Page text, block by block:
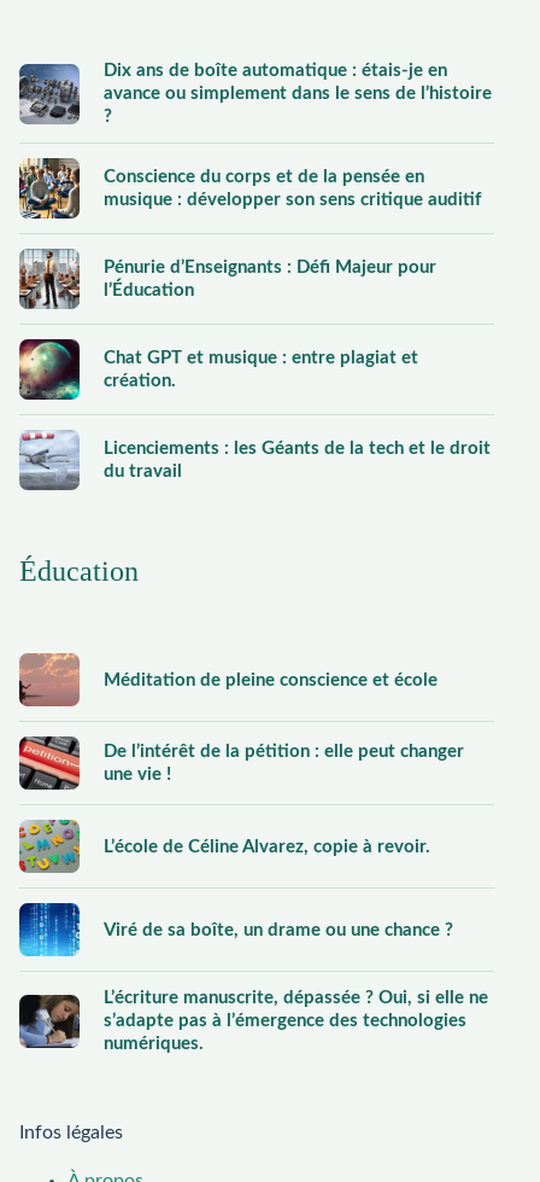
Dix ans de boîte automatique : étais-je en
avance ou simplement dans le sens de l’histoire
?
Conscience du corps et de la pensée en
musique : développer son sens critique auditif
Pénurie d’Enseignants : Défi Majeur pour
l’Éducation
Chat GPT et musique : entre plagiat et
création.
Licenciements : les Géants de la tech et le droit
du travail
Éducation
Méditation de pleine conscience et école
De l’intérêt de la pétition : elle peut changer
une vie !
L’école de Céline Alvarez, copie à revoir.
Viré de sa boîte, un drame ou une chance ?
L’écriture manuscrite, dépassée ? Oui, si elle ne
s’adapte pas à l’émergence des technologies
numériques.
Infos légales